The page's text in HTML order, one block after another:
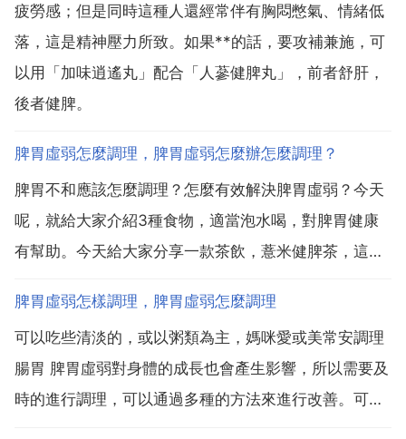
疲勞感；但是同時這種人還經常伴有胸悶憋氣、情緒低
落，這是精神壓力所致。如果**的話，要攻補兼施，可
以用「加味逍遙丸」配合「人蔘健脾丸」，前者舒肝，
後者健脾。
脾胃虛弱怎麼調理，脾胃虛弱怎麼辦怎麼調理？
脾胃不和應該怎麼調理？怎麼有效解決脾胃虛弱？今天
呢，就給大家介紹3種食物，適當泡水喝，對脾胃健康
有幫助。今天給大家分享一款茶飲，薏米健脾茶，這款
用。今天給大家分享一個動作，每天堅持練一練，能夠
拉伸我們的脾經和胃經，能起到健脾養胃的功效。脾胃
虛弱的話，主要...
脾胃虛弱怎樣調理，脾胃虛弱怎麼調理
可以吃些清淡的，或以粥類為主，媽咪愛或美常安調理
腸胃 脾胃虛弱對身體的成長也會產生影響，所以需要及
時的進行調理，可以通過多種的方法來進行改善。可以